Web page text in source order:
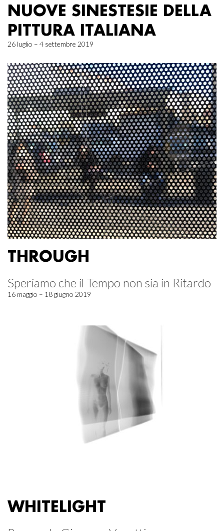
NUOVE SINESTESIE DELLA
PITTURA ITALIANA
26 luglio – 4 settembre 2019
THROUGH
Speriamo che il Tempo non sia in Ritardo
16 maggio – 18 giugno 2019
WHITELIGHT